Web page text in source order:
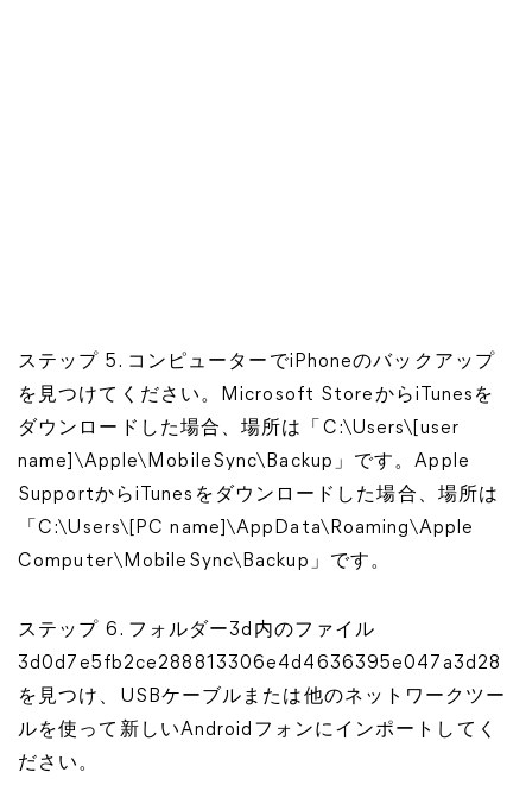
ステップ 5. コンピューターでiPhoneのバックアップ
を見つけてください。Microsoft StoreからiTunesを
ダウンロードした場合、場所は「C:\Users\[user
name]\Apple\MobileSync\Backup」です。Apple
SupportからiTunesをダウンロードした場合、場所は
「C:\Users\[PC name]\AppData\Roaming\Apple
Computer\MobileSync\Backup」です。
ステップ 6. フォルダー3d内のファイル
3d0d7e5fb2ce288813306e4d4636395e047a3d28
を見つけ、USBケーブルまたは他のネットワークツー
ルを使って新しいAndroidフォンにインポートしてく
ださい。